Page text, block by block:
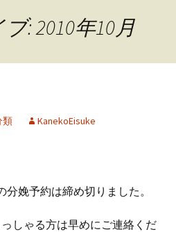
: 2010年10月
類 KanekoEisuke
娩予約は締め切りました。
しゃる方は早めにご連絡くだ